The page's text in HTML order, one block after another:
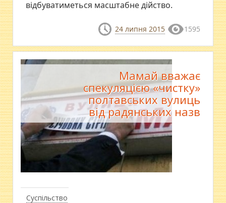
відбуватиметься масштабне дійство.
24 липня 2015 1595
Суспільство
Мамай вважає
спекуляцією «чистку»
полтавських вулиць
від радянських назв